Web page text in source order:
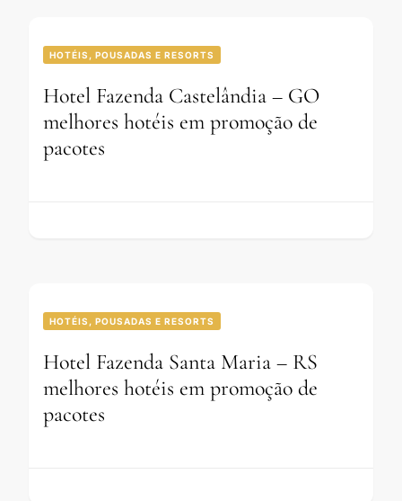
HOTÉIS, POUSADAS E RESORTS
Hotel Fazenda Castelândia – GO
melhores hotéis em promoção de
pacotes
HOTÉIS, POUSADAS E RESORTS
Hotel Fazenda Santa Maria – RS
melhores hotéis em promoção de
pacotes